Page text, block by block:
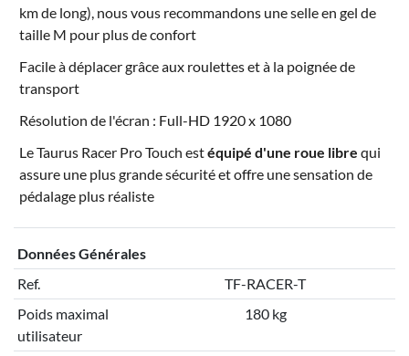
km de long), nous vous recommandons uneselle en gel de
taille M pour plus de confort
Facile à déplacer grâce aux roulettes et à la poignée de
transport
Résolution de l'écran : Full-HD 1920 x 1080
Le Taurus Racer Pro Touch estéquipé d'une roue libre qui
assure une plus grande sécurité et offre une sensation de
pédalage plus réaliste
Données Générales
Ref.
TF-RACER-T
Poids maximal
utilisateur
180 kg